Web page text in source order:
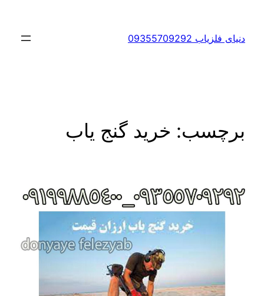
محتوادنیای فلزیاب 09355709292
برچسب: خرید گنج یاب